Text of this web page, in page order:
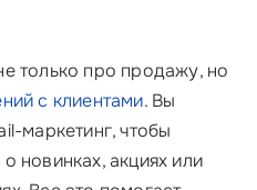
только про продажу, но
с клиентами. Вы
маркетинг, чтобы
новинках, акциях или